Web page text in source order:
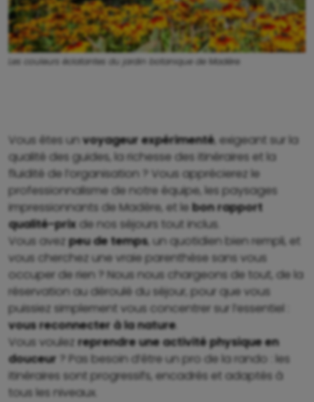
Les couleurs éclatantes du jardin botanique de Madère.
Vous êtes un voyageur expérimenté, exigeant sur la
qualité des guides, la richesse des itinéraires et la
fluidité de l’organisation ? Vous apprécierez le
professionnalisme de notre équipe, les paysages
impressionnants de Madère, et le bon rapport
qualité-prix de nos séjours tout inclus.
Vous avezpeu de temps, un quotidien bien rempli, et
vous cherchez une vraie parenthèse sans vous
occuper de rien ? Nous nous chargeons de tout, de la
réservation au déroulé du séjour, pour que vous
puissiez simplement vous concentrer sur l’essentiel :
vous reconnecter à la nature.
Vous voulezreprendre une activité physique en
douceur ? Pas besoin d’être un pro de la rando : les
itinéraires sont progressifs, encadrés et adaptés à
tous les niveaux.